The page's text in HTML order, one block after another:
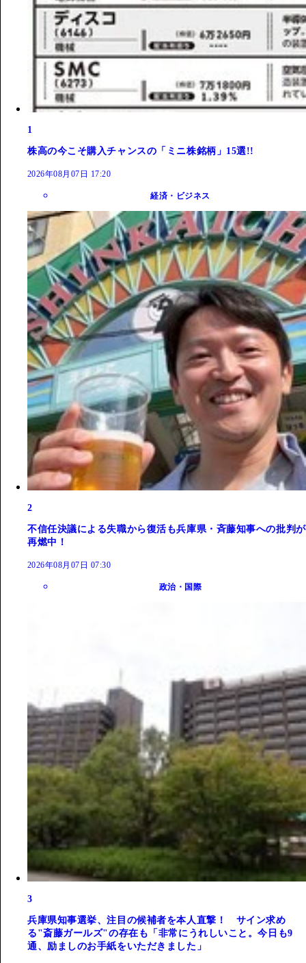
1
株高の今こそ購入チャンスの「ミニ株銘柄」15選!!
2026年08月07日 17:20
経済・ビジネス
2
不信任決議による失職から復活も兵庫県・斉藤知事への批判が
再燃中！
2026年08月07日 07:30
政治・国際
3
兵庫県知事選挙、注目の候補者を本人直撃！ サイン求め
る"斎藤ガールズ"の存在も「非常にうれしいこと。今日も9
通、励ましのお手紙をいただきました」